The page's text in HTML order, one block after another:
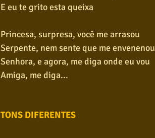
E eu te grito esta queixa
Princesa, surpresa, você me arrasou
Serpente, nem sente que me envenenou
Senhora, e agora, me diga onde eu vou
Amiga, me diga...
TONS DIFERENTES